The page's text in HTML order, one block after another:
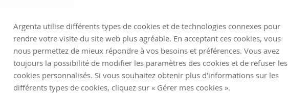
Argenta utilise différents types de cookies et de technologies connexes pour
rendre votre visite du site web plus agréable. En acceptant ces cookies, vous
nous permettez de mieux répondre à vos besoins et préférences. Vous avez
toujours la possibilité de modifier les paramètres des cookies et de refuser les
cookies personnalisés. Si vous souhaitez obtenir plus d'informations sur les
différents types de cookies, cliquez sur « Gérer mes cookies ».